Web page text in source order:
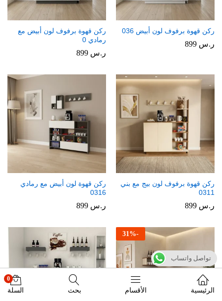
ركن قهوة برفوف لون أبيض 036
ر.س
ركن قهوة برفوف لون أبيض مع
رمادي 0
ر.س
ركن قهوة برفوف لون بيج مع بني
0311
ر.س
ركن قهوة لون أبيض مع رمادي
0316
ر.س
-
31 %
الرئيسية الأقسام بحث
0
السلة
تواصل واتساب